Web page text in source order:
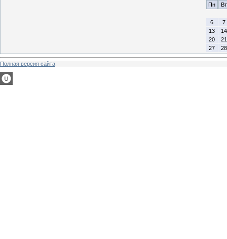
Пн
Вт
6
7
13
14
20
21
27
28
Полная версия сайта